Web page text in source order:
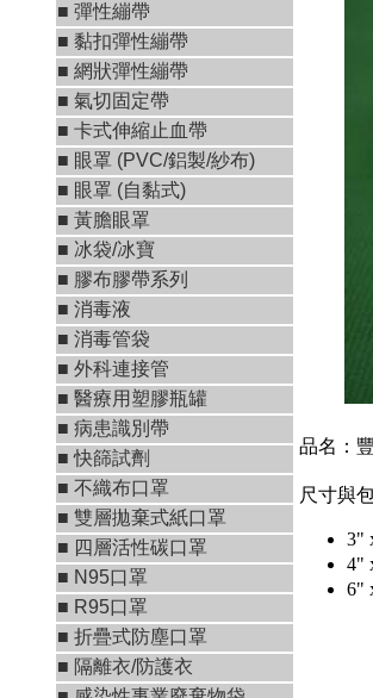
■ 彈性繃帶
■ 黏扣彈性繃帶
■ 網狀彈性繃帶
■ 氣切固定帶
■ 卡式伸縮止血帶
■ 眼罩 (PVC/鋁製/紗布)
■ 眼罩 (自黏式)
■ 黃膽眼罩
■ 冰袋/冰寶
■ 膠布膠帶系列
■ 消毒液
■ 消毒管袋
■ 外科連接管
■ 醫療用塑膠瓶罐
■ 病患識別帶
■ 快篩試劑
■ 不織布口罩
■ 雙層拋棄式紙口罩
■ 四層活性碳口罩
■ N95口罩
■ R95口罩
■ 折疊式防塵口罩
■ 隔離衣/防護衣
品名：
尺寸與
3"
4"
6"